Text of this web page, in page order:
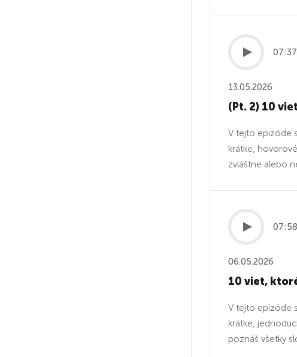
07:37
13.05.2026
(Pt. 2) 10
V tejto epizóde
krátke,
zvláštne alebo
07:58
06.05.2026
10 viet,
V tejto epizóde
krátke,
poznáš všetky